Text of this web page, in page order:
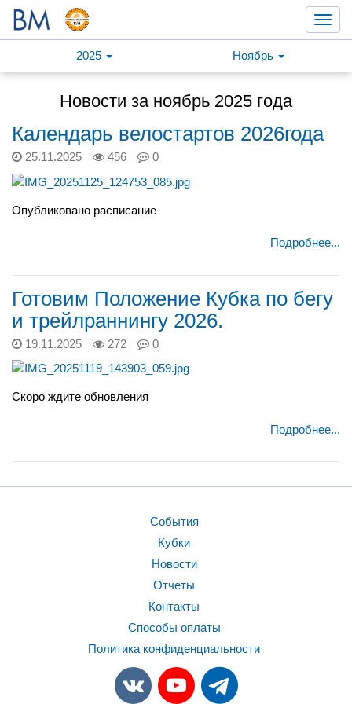
2025
Ноябрь
Новости за ноябрь 2025 года
Календарь велостартов 2026года
25.11.2025 456 0
Опубликовано расписание
Подробнее...
Готовим Положение Кубка по бегу
и трейлраннингу 2026.
19.11.2025 272 0
Скоро ждите обновления
Подробнее...
События
Кубки
Новости
Отчеты
Контакты
Способы оплаты
Политика конфиденциальности